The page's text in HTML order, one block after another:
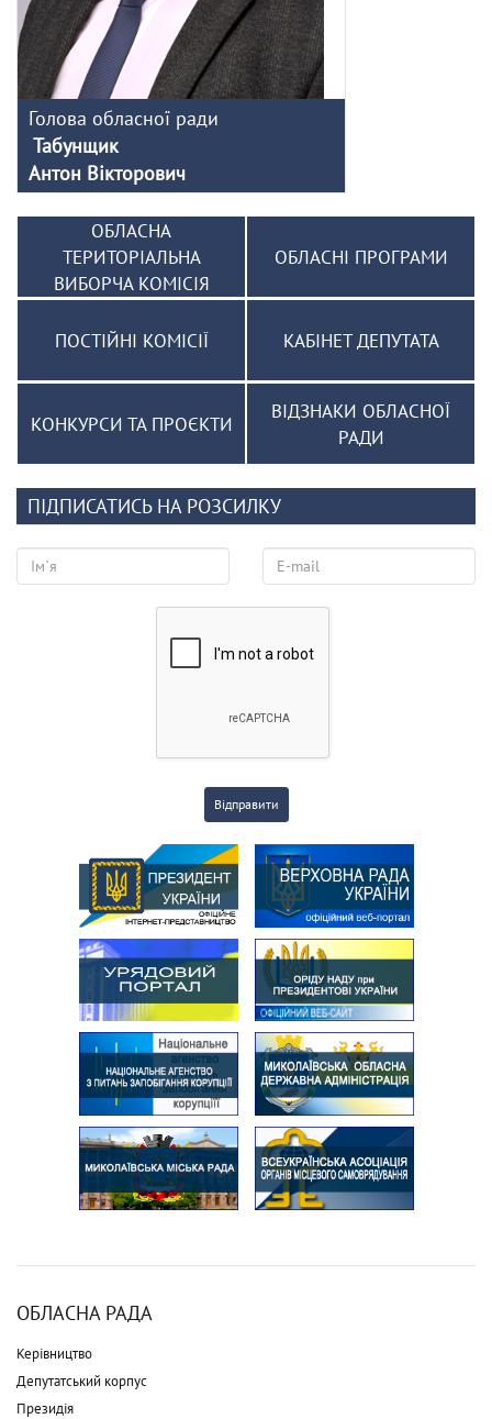
Голова обласної ради
Табунщик
Антон Вікторович
ОБЛАСНА
ТЕРИТОРІАЛЬНА
ВИБОРЧА КОМІСІЯ
ОБЛАСНІ ПРОГРАМИ
ПОСТІЙНІ КОМІСІЇ КАБІНЕТ ДЕПУТАТА
КОНКУРСИ ТА ПРОЄКТИ
ВІДЗНАКИ ОБЛАСНОЇ
РАДИ
ПІДПИСАТИСЬ НА РОЗСИЛКУ
Відправити
ОБЛАСНА РАДА
Керівництво
Депутатський корпус
Президія